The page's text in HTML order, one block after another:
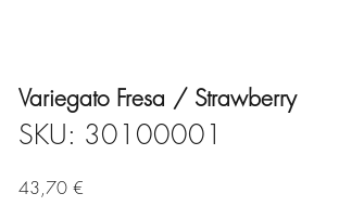
Variegato Fresa / Strawberry
SKU: 30100001
43,70 €